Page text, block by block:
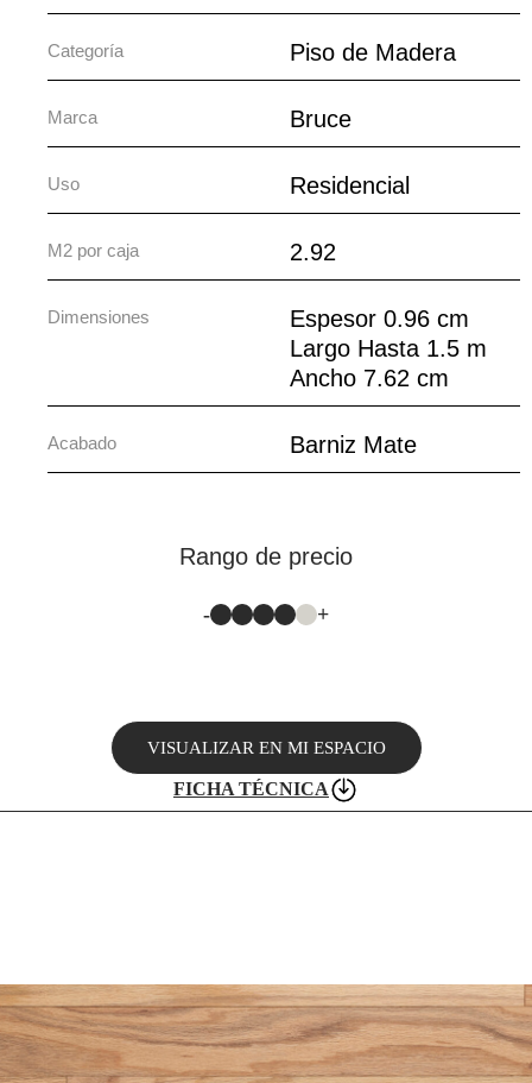
Categoría Piso de Madera
Marca Bruce
Uso Residencial
M2 por caja 2.92
Dimensiones
Espesor 0.96 cm
Largo Hasta 1.5 m
Ancho 7.62 cm
Acabado Barniz Mate
Rango de precio
- +
VISUALIZAR EN MI ESPACIO
FICHA TÉCNICA